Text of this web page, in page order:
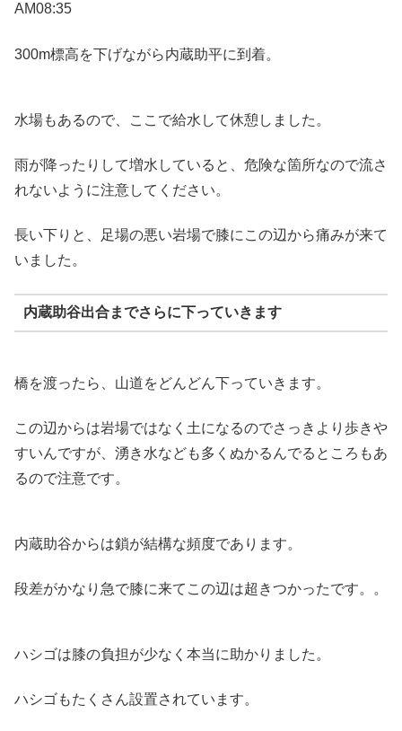
AM08:35
300m標高を下げながら内蔵助平に到着。
水場もあるので、ここで給水して休憩しました。
雨が降ったりして増水していると、危険な箇所なので流さ
れないように注意してください。
長い下りと、足場の悪い岩場で膝にこの辺から痛みが来て
いました。
内蔵助谷出合までさらに下っていきます
橋を渡ったら、山道をどんどん下っていきます。
この辺からは岩場ではなく土になるのでさっきより歩きや
すいんですが、湧き水なども多くぬかるんでるところもあ
るので注意です。
内蔵助谷からは鎖が結構な頻度であります。
段差がかなり急で膝に来てこの辺は超きつかったです。。
ハシゴは膝の負担が少なく本当に助かりました。
ハシゴもたくさん設置されています。